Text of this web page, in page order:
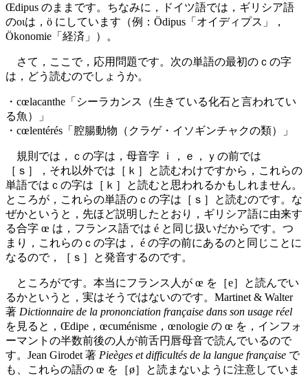
Œdipus のままです。ちなみに，ドイツ語では，ギリシア語
のοιは，ö にしています（例：Ödipus「オイディプス」，
Ökonomie「経済」）。
さて，ここで，応用問題です。次の単語の最初のｃの字
は，どう読むのでしょうか。
・cœlacanthe「シーラカンス（生きている化石と言われてい
る魚）」
・cœlentérés「腔腸動物（クラゲ・イソギンチャクの類）」
規則では，ｃの字は，母音字 ｉ，ｅ，ｙの前では
［ｓ］，それ以外では［ｋ］と読むわけですから，これらの
単語ではｃの字は［ｋ］と読むと思われるかもしれません。
ところが，これらの単語のｃの字は［ｓ］と読むのです。な
ぜかというと，先ほど説明したとおり，ギリシア語に由来す
る合字 œ は，フランス語では é と同じ扱いだからです。つ
まり，これらのｃの字は， é の字の前にあるのと同じことに
なるので，［ｓ］と発音するのです。
ところがです。本当にフランス人が œ を［e］と読んでい
るかというと，実はそうではないのです。Martinet & Walter
著 Dictionnaire de la prononciation française dans son usage réel
を見ると，Œdipe，œcuménisme，œnologie の œ を，インフォ
ーマントの半数前後の人が前舌円唇母音で読んでいるので
す。Jean Girodet 著 Pieèges et difficultés de la langue française で
も、これらの語の œ を［ø］と読まないように注意していま